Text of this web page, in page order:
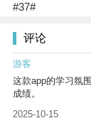
#37#
评论
游客
这款app的学习氛
成绩。
2025-10-15